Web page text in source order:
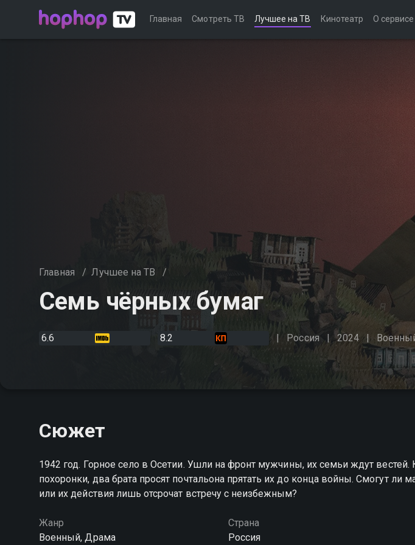
Главная Смотреть ТВ Лучшее на ТВ Кинотеатр О сервисе
Главная / Лучшее на ТВ /
Семь чёрных бумаг
6.6 8.2 Россия 2024
Сюжет
1942 год. Горное село в Осетии. Ушли на фронт мужчины, их семьи ждут вестей.
похоронки, два брата просят почтальона прятать их до конца войны. Смогут ли
или их действия лишь отсрочат встречу с неизбежным?
Жанр
Военный, Драма
Страна
Россия